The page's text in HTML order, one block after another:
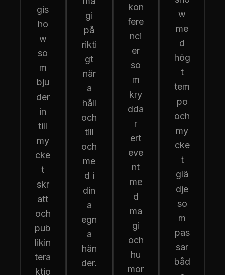
gis
ho
w
so
m
bju
der
in
till
my
cke
t
skr
att
och
pub
likin
tera
ktio
gi
på
rikti
gt
när
a
håll
och
till
och
me
d i
din
a
egn
a
hän
der.
kon
fere
nci
er
so
m
kry
dda
r
ert
eve
nt
me
d
ma
gi
och
hu
mor
w
me
d
hög
t
tem
po
och
my
cke
t
glä
dje
so
m
pas
sar
båd